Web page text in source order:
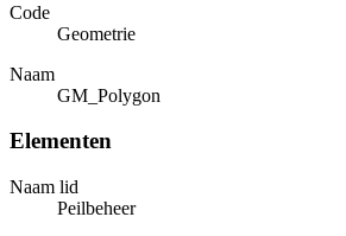
Code
Geometrie
Naam
GM_Polygon
Elementen
Naam lid
Peilbeheer